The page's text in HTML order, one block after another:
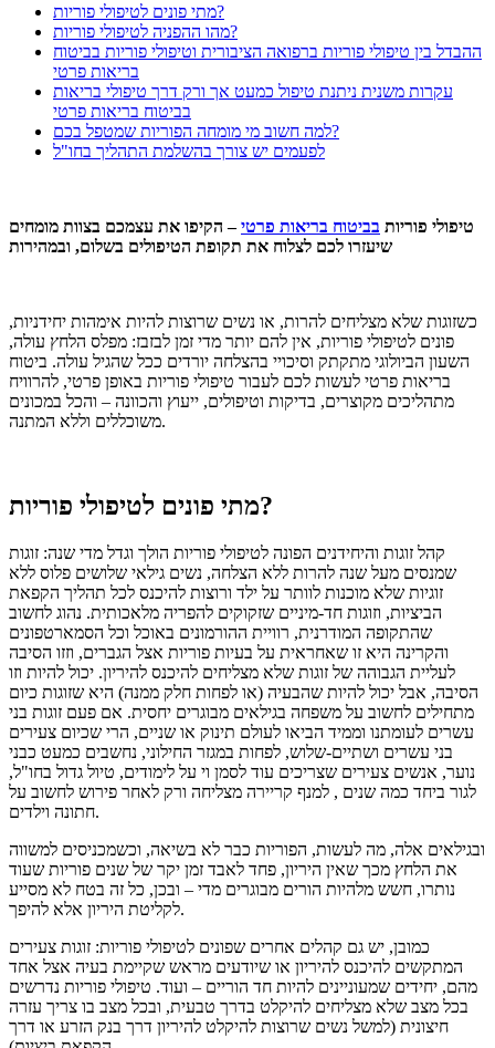
מתי פונים לטיפולי פוריות?
מהו ההפניה לטיפולי פוריות?
ההבדל בין טיפולי פוריות ברפואה הציבורית וטיפולי פוריות בביטוח
בריאות פרטי
עקרות משנית ניתנת טיפול כמעט אך ורק דרך טיפולי בריאות
בביטוח בריאות פרטי
למה חשוב מי מומחה הפוריות שמטפל בכם?
לפעמים יש צורך בהשלמת התהליך בחו"ל
טיפולי פוריות בביטוח בריאות פרטי– הקיפו את עצמכם בצוות מומחים
שיעזרו לכם לצלוח את תקופת הטיפולים בשלום, ובמהירות
כשזוגות שלא מצליחים להרות, או נשים שרוצות להיות אימהות יחידניות,
פונים לטיפולי פוריות, אין להם יותר מדי זמן לבזבז: מפלס הלחץ עולה,
השעון הביולוגי מתקתק וסיכויי בהצלחה יורדים ככל שהגיל עולה. ביטוח
בריאות פרטי לעשות לכם לעבור טיפולי פוריות באופן פרטי, להרוויח
מתהליכים מקוצרים, בדיקות וטיפולים, ייעוץ והכוונה – והכל במכונים
משוכללים וללא המתנה.
מתי פונים לטיפולי פוריות?
קהל זוגות והיחידנים הפונה לטיפולי פוריות הולך וגדל מדי שנה: זוגות
שמנסים מעל שנה להרות ללא הצלחה, נשים גילאי שלושים פלוס ללא
זוגיות שלא מוכנות לוותר על ילד ורוצות להיכנס לכל תהליך הקפאת
הביציות, וזוגות חד-מיניים שזקוקים להפריה מלאכותית. נהוג לחשוב
שהתקופה המודרנית, רוויית ההורמונים באוכל וכל הסמארטפונים
והקרינה היא זו שאחראית על בעיות פוריות אצל הגברים, וזזו הסיבה
לעליית הגבוהה של זוגות שלא מצליחים להיכנס להיריון. יכול להיות וזו
הסיבה, אבל יכול להיות שהבעיה (או לפחות חלק ממנה) היא שזוגות כיום
מתחילים לחשוב על משפחה בגילאים מבוגרים יחסית. אם פעם זוגות בני
עשרים לעומתנו וממיד הביאו לעולם תינוק או שניים, הרי שכיום צעירים
בני עשרים ושתיים-שלוש, לפחות במגזר החילוני, נחשבים כמעט כבני
נוער, אנשים צעירים שצריכים עוד לסמן וי על לימודים, טיול גדול בחו"ל,
לגור ביחד כמה שנים , למנף קריירה מצליחה ורק לאחר פירוש לחשוב על
חתונה וילדים.
ובגילאים אלה, מה לעשות, הפוריות כבר לא בשיאה, וכשמכניסים למשווה
את הלחץ מכך שאין היריון, פחד לאבד זמן יקר של שנים פוריות שעוד
נותרו, חשש מלהיות הורים מבוגרים מדי – ובכן, כל זה בטח לא מסייע
לקליטת היריון אלא להיפך.
כמובן, יש גם קהלים אחרים שפונים לטיפולי פוריות: זוגות צעירים
המתקשים להיכנס להיריון או שיודעים מראש שקיימת בעיה אצל אחד
מהם, יחידים שמעוניינים להיות חד הוריים – ועוד. טיפולי פוריות נדרשים
בכל מצב שלא מצליחים להיקלט בדרך טבעית, ובכל מצב בו צריך עזרה
חיצונית (למשל נשים שרוצות להיקלט להיריון דרך בנק הזרע או דרך